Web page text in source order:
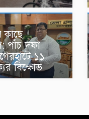
কাছে
পাঁচ দফা
১১
বিক্ষোভ